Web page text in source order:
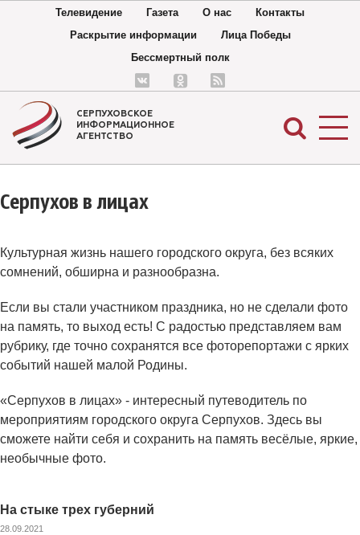
Телевидение Газета О нас
Контакты
Раскрытие информации
Лица Победы
Бессмертный полк
СЕРПУХОВСКОЕ
ИНФОРМАЦИОННОЕ
АГЕНТСТВО
Серпухов в лицах
Культурная жизнь нашего городского округа, без всяких
сомнений, обширна и разнообразна.
Если вы стали участником праздника, но не сделали фото
на память, то выход есть! С радостью представляем вам
рубрику, где точно сохранятся все фоторепортажи с ярких
событий нашей малой Родины.
«Серпухов в лицах» - интересный путеводитель по
мероприятиям городского округа Серпухов. Здесь вы
сможете найти себя и сохранить на память весёлые, яркие,
необычные фото.
На стыке трех губерний
28.09.2021